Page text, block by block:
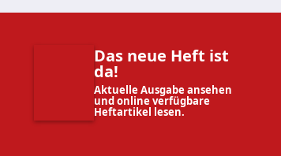
Das neue Heft ist
da!
Aktuelle Ausgabe ansehen
und online verfügbare
Heftartikel lesen.